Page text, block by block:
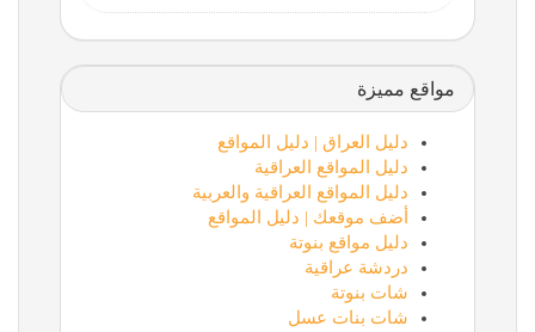
مواقع مميزة
دليل العراق | دليل المواقع
دليل المواقع العراقية
دليل المواقع العراقية والعربية
أضف موقعك | دليل المواقع
دليل مواقع بنوتة
دردشة عراقية
شات بنوتة
شات بنات عسل